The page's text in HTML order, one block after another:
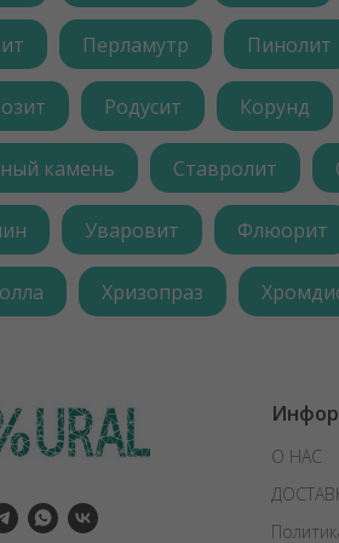
Перламутр Пинолит
Родусит Корунд
камень Ставролит
Уваровит Флюорит
Хризопраз
О НАС